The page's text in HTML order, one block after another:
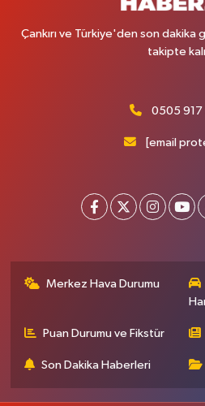
Çankırı ve Türkiye'den son
takipte
0505 917
[email
Merkez Hava Durumu
Puan Durumu ve Fikstür
Son Dakika Haberleri